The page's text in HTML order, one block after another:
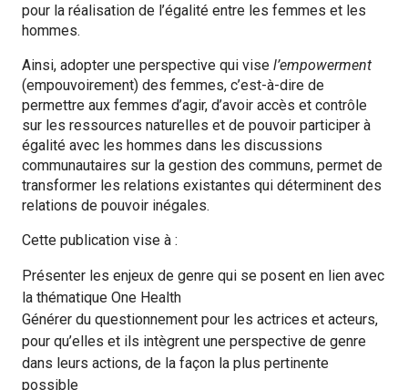
pour la réalisation de l’égalité entre les femmes et les
hommes.
Ainsi, adopter une perspective qui vise l’empowerment
(empouvoirement) des femmes, c’est-à-dire de
permettre aux femmes d’agir, d’avoir accès et contrôle
sur les ressources naturelles et de pouvoir participer à
égalité avec les hommes dans les discussions
communautaires sur la gestion des communs, permet de
transformer les relations existantes qui déterminent des
relations de pouvoir inégales.
Cette publication vise à :
Présenter les enjeux de genre qui se posent en lien avec
la thématique One Health
Générer du questionnement pour les actrices et acteurs,
pour qu’elles et ils intègrent une perspective de genre
dans leurs actions, de la façon la plus pertinente
possible